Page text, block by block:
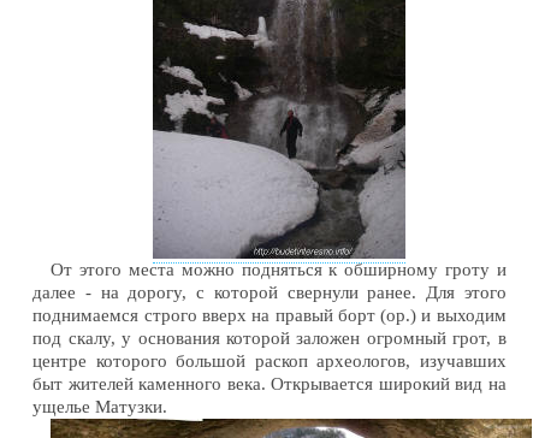
От этого места можно подняться к обширному гроту и
далее - на дорогу, с которой свернули ранее. Для этого
поднимаемся строго вверх на правый борт (ор.) и выходим
под скалу, у основания которой заложен огромный грот, в
центре которого большой раскоп археологов, изучавших
быт жителей каменного века. Открывается широкий вид на
ущелье Матузки.